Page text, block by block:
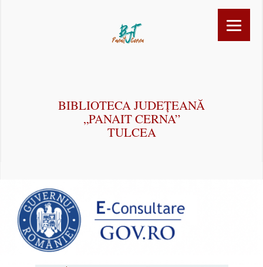
BIBLIOTECA JUDEȚEANĂ
„PANAIT CERNA”
TULCEA